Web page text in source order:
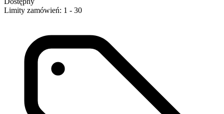
Limity zamówień: 1 - 30